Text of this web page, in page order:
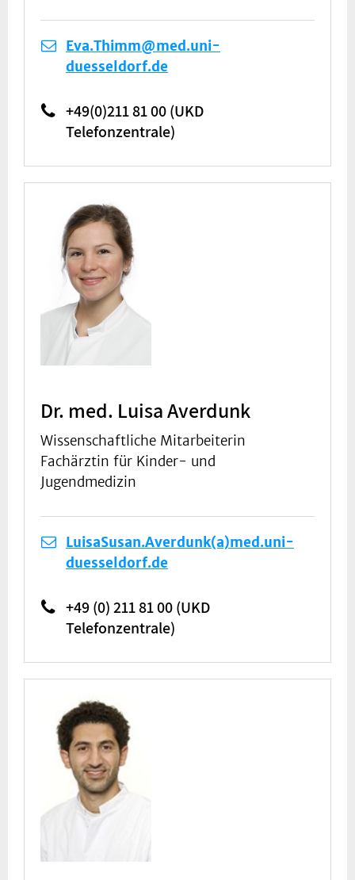
Eva.Thimm@med.uni-
duesseldorf.de
+49(0)211 81 00 (UKD
Telefonzentrale)
Dr. med. Luisa Averdunk
Wissenschaftliche Mitarbeiterin
Fachärztin für Kinder- und
Jugendmedizin
LuisaSusan.Averdunk(a)med.uni-
duesseldorf.de
+49 (0) 211 81 00 (UKD
Telefonzentrale)